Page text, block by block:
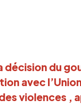
décision du
avec
violences ,